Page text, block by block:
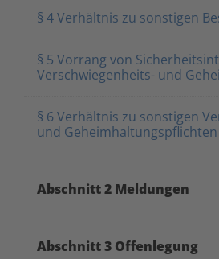
§ 4 Verhältnis zu sonstigen
§ 5 Vorrang von
Verschwiegenheits- und
§ 6 Verhältnis zu sonstigen
und Geheimhaltungspflichten
Abschnitt 2 Meldungen
Abschnitt 3 Offenlegung